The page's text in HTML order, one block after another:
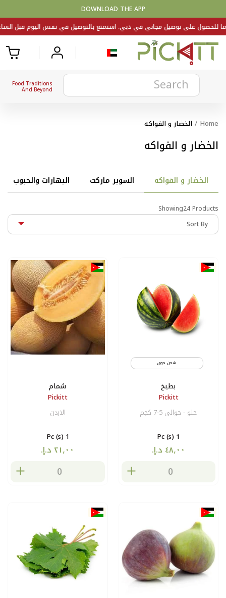
DOWNLOAD THE APP
Food Traditions
And Beyond
Home
/ الخضار و الفواكه
الخضار و الفواكه
الخضار و الفواكه السوبر ماركت البهارات والحبوب
Showing24 Products
شحن جوي
بطيخ
Pickitt
حلو - حوالي 5-7 كجم
1 Pc (s)
شمام
Pickitt
الاردن
1 Pc (s)